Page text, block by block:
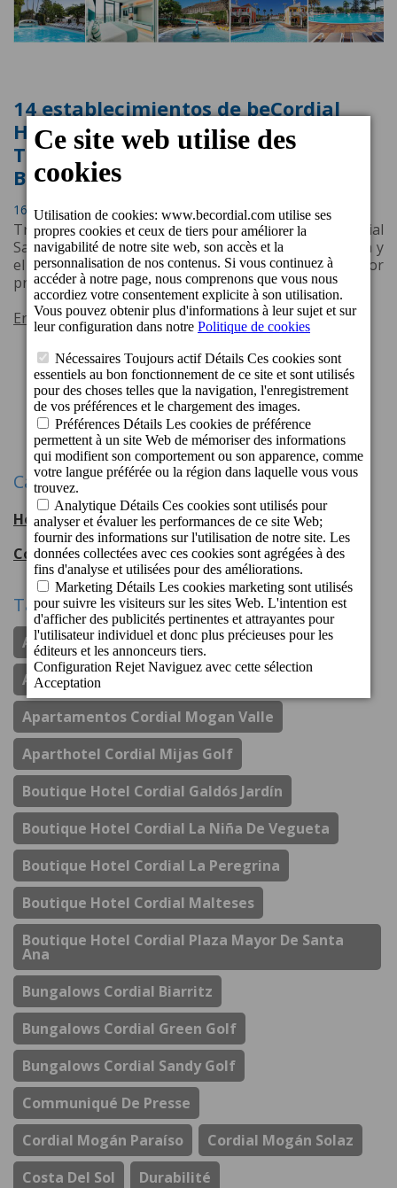
14 establecimientos de beCordial
Hotels & Resorts, premiados con el
Traveller Review Award 2022 de
Booking.com
16 Août 2022 13:12
Tres de sus nuevos establecimientos, el Resort Cordial
Santa Águeda, el Boutique Hotel Cordial La Peregrina y
el Boutique Hoteles Cordial Malteses reciben por
primera vez este galardón.
En savoir plus
1 2 Suivant
Catégories
Hotel Cordial Mogán Playa 56 entradas
Cordial Hotels & Resorts 108 entradas
Tags
Apartamentos Cordial Judoca Beach
Apartamentos Cordial Magec Taurito
Apartamentos Cordial Mogan Valle
Aparthotel Cordial Mijas Golf
Boutique Hotel Cordial Galdós Jardín
Boutique Hotel Cordial La Niña De Vegueta
Boutique Hotel Cordial La Peregrina
Boutique Hotel Cordial Malteses
Boutique Hotel Cordial Plaza Mayor De Santa
Ana
Bungalows Cordial Biarritz
Bungalows Cordial Green Golf
Bungalows Cordial Sandy Golf
Communiqué De Presse
Cordial Mogán Paraíso
Cordial Mogán Solaz
Costa Del Sol
Durabilité